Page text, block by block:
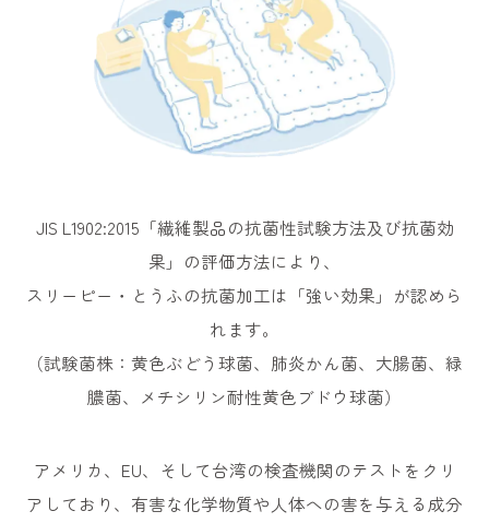
JIS L1902:2015「繊維製品の抗菌性試験方法及び抗菌効
果」の評価方法により、
スリーピー・とうふの抗菌加工は「強い効果」が認めら
れます。
（試験菌株：黄色ぶどう球菌、肺炎かん菌、大腸菌、緑
膿菌、メチシリン耐性黄色ブドウ球菌）
アメリカ、EU、そして台湾の検査機関のテストをクリ
アしており、有害な化学物質や人体への害を与える成分